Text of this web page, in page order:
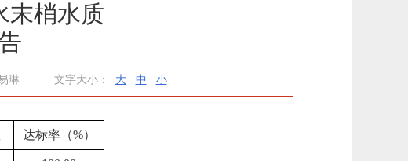
末梢水质
琳 文字大小： 大 中 小
达标率（%）